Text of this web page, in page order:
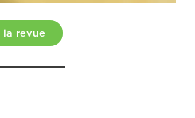
la revue